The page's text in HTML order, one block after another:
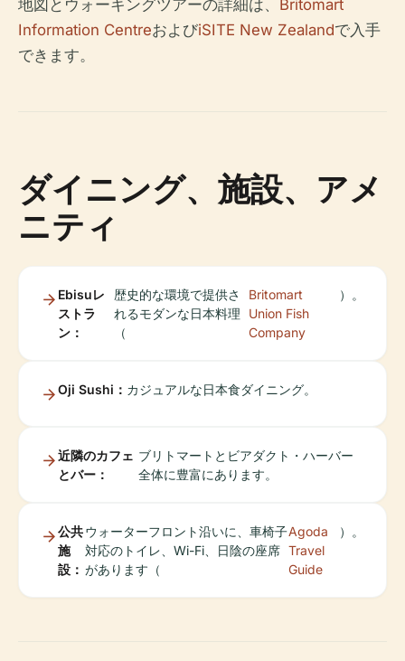
地図とウォーキングツアーの詳細は、
Britomart
Information CentreおよびiSITE New Zealandで入手
できます。
ダイニング、施設、アメ
ニティ
Ebisuレ
ストラ
ン：
歴史的な環境で提供さ
れるモダンな日本料理
（
Britomart
Union Fish
Company
）。
Oji Sushi： カジュアルな日本食ダイニング。
近隣のカフェ
とバー：
ブリトマートとビアダクト・ハーバー
全体に豊富にあります。
公共
施
設：
ウォーターフロント沿いに、車椅子
対応のトイレ、Wi-Fi、日陰の座席
があります（
Agoda
Travel
Guide
）。